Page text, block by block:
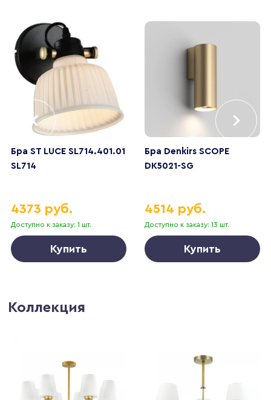
Бра ST LUCE SL714.401.01
SL714
Доступно к заказу: 1 шт.
4373 руб.
Купить
Бра Denkirs SCOPE
DK5021-SG
Доступно к заказу: 13 шт.
4514 руб.
Купить
Коллекция